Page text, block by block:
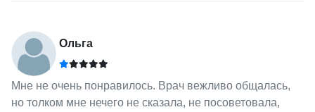
Ольга
Мне не очень понравилось. Врач вежливо общалась,
но толком мне нечего не сказала, не посоветовала,